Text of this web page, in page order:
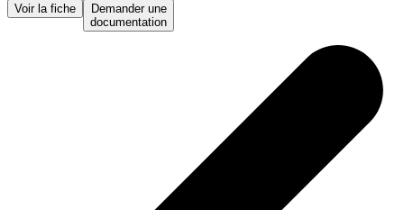
Voir la fiche
Demander une
documentation